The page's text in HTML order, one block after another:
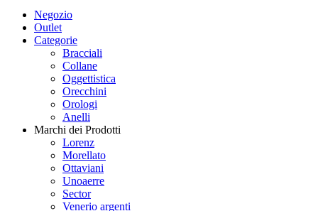
Negozio
Outlet
Categorie
Bracciali
Collane
Oggettistica
Orecchini
Orologi
Anelli
Marchi dei Prodotti
Lorenz
Morellato
Ottaviani
Unoaerre
Sector
Venerio argenti